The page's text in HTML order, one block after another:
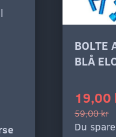
BOLTE
BLÅ
19,00
59,00 kr
Du